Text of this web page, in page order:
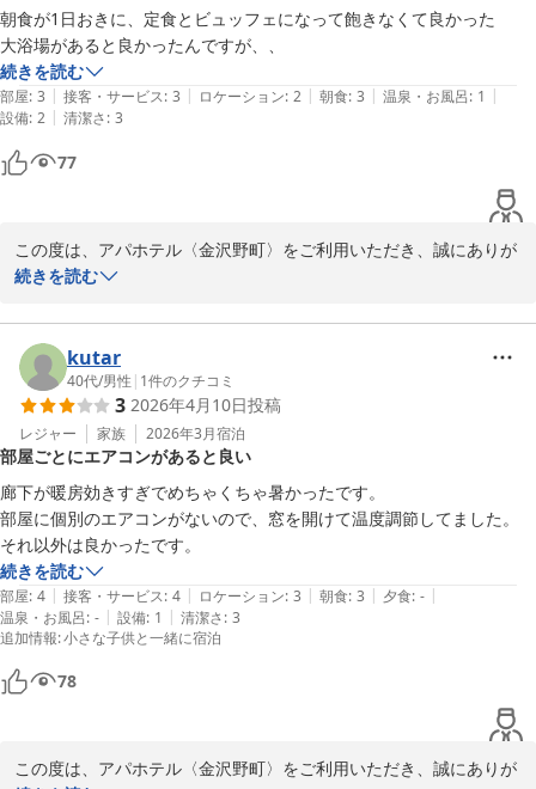
嬉しいことはございません。
今後もより一層、お客様に快適にお過ごしいただけるホテルを目指
し、サービスの向上に努めて参ります。
この度はお忙しい中、ご投稿していただき、
誠にありがとうございました。
フロント　富沢
2026-02-28
朝食が1日おきに、定食とビュッフェになって飽きなくて良かった
大浴場があると良かったんですが、、
続きを読む
部屋: 3 | 接客・サービス: 3 | ロケーション: 2 | 朝食: 3 | 温泉・お風呂: 1 |
設備: 2 | 清潔さ: 3
77
この度は、アパホテル〈金沢野町〉をご利用いただき、誠にありが
とうございます。
一同大変嬉しく思います。
なお、お客様のおっしゃる通り当館には大浴殿がございませんが、
アパホテル〈金沢中央〉およびアパホテル〈金沢駅前〉の大浴殿
を、 3時間無料でご案内しております。 ご利用の際は、客室にござ
いますアメニティ、タオル、カードキーをお持ちの上、お出かけく
ださいませ。
今後も多くの方に選ばれるホテルになれるよう取り組んで参りま
す。
お客様のまたのご来館をスタッフ一同、心よりお待ち申し上げてお
ります。
フロント　新倉
続きを読む
kutar
40代/男性 | 1件のクチコミ
3 2026年4月10日投稿
レジャー 家族 2026年3月宿泊
部屋ごとにエアコンがあると良い
廊下が暖房効きすぎでめちゃくちゃ暑かったです。
部屋に個別のエアコンがないので、窓を開けて温度調節してました。
それ以外は良かったです。
続きを読む
部屋: 4 | 接客・サービス: 4 | ロケーション: 3 | 朝食: 3 | 夕食: - |
温泉・お風呂: - | 設備: 1 | 清潔さ: 3
追加情報:小さな子供と一緒に宿泊
78
この度は、アパホテル〈金沢野町〉をご利用いただき、誠にありが